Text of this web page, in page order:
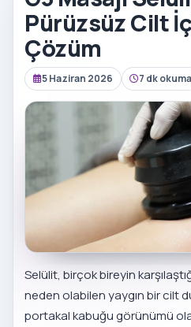
Pürüzsüz Cilt
Çözüm
5 Haziran 2026 7 dk okuma
Selülit, birçok bireyin
neden olabilen yaygın bir cilt
portakal kabuğu görünümü